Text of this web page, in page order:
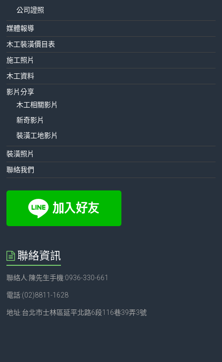
公司證照
媒體報導
木工裝潢價目表
施工照片
木工資料
影片分享
木工相關影片
新奇影片
裝潢工地影片
裝潢照片
聯絡我們
聯絡資訊
聯絡人:陳先生手機:0936-330-661
電話:(02)8811-1628
地址:台北市士林區延平北路6段116巷39弄3號